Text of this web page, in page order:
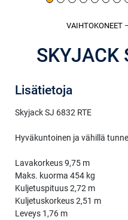
VAIHTOKONEET
SKYJACK
Lisätietoja
Skyjack SJ 6832 RTE
Hyväkuntoinen ja vähillä
Lavakorkeus 9,75 m
Maks. kuorma 454 kg
Kuljetuspituus 2,72 m
Kuljetuskorkeus 2,51 m
Leveys 1,76 m